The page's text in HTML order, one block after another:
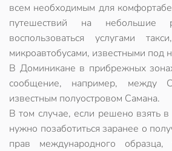
всем необходимым для
путешествий на небольшие
воспользоваться услугами
микроавтобусами, известными под
В Доминикане в прибрежных
сообщение, например, между
известным полуостровом Самана.
В том случае, если решено взять
нужно позаботиться заранее о
прав международного образца,